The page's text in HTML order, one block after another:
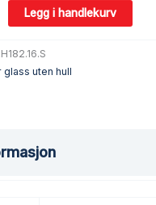
Legg i handlekurv
uten hull